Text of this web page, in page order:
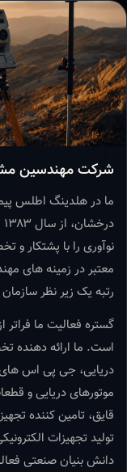
شرکت مهندسین
ما در هلدینگ اطلس
نوآوری را با پشتکار و
معتبر در زمینه های
رتبه یک زیر نظر
گستره فعالیت ما
است. ما ارائه دهنده
دریایی، جی پی اس
موتورهای دریایی و
قایق، تامین کننده
تولید تجهیزات
دانش بنیان صنعتی